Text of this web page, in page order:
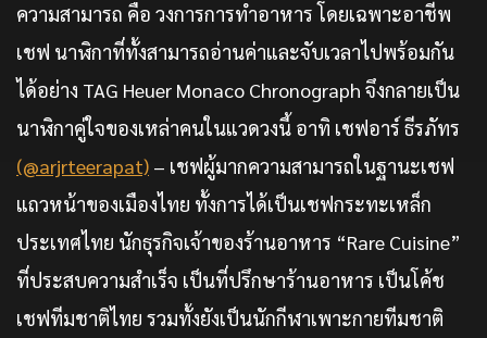
ความสามารถ คือ วงการการทำอาหาร โดยเฉพาะอาชีพ
เชฟ นาฬิกาที่ทั้งสามารถอ่านค่าและจับเวลาไปพร้อมกัน
ได้อย่าง TAG Heuer Monaco Chronograph จึงกลายเป็น
นาฬิกาคู่ใจของเหล่าคนในแวดวงนี้ อาทิ เชฟอาร์ ธีรภัทร
(@arjrteerapat) – เชฟผู้มากความสามารถในฐานะเชฟ
แถวหน้าของเมืองไทย ทั้งการได้เป็นเชฟกระทะเหล็ก
ประเทศไทย นักธุรกิจเจ้าของร้านอาหาร “Rare Cuisine”
ที่ประสบความสำเร็จ เป็นที่ปรึกษาร้านอาหาร เป็นโค้ช
เชฟทีมชาติไทย รวมทั้งยังเป็นนักกีฬาเพาะกายทีมชาติ